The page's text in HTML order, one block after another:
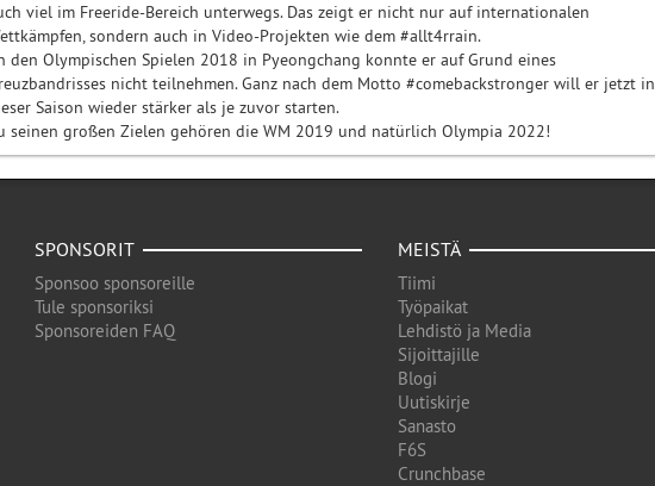
viel im Freeride-Bereich unterwegs. Das zeigt er nicht nur auf internationalen
sondern auch in Video-Projekten wie dem #allt4rrain.
den Olympischen Spielen 2018 in Pyeongchang konnte er auf Grund eines
nicht teilnehmen. Ganz nach dem Motto #comebackstronger will er jetzt in
Saison wieder stärker als je zuvor starten.
seinen großen Zielen gehören die WM 2019 und natürlich Olympia 2022!
SPONSORIT
Sponsoo sponsoreille
Tule sponsoriksi
Sponsoreiden FAQ
MEISTÄ
Tiimi
Työpaikat
Lehdistö ja Media
Sijoittajille
Blogi
Uutiskirje
Sanasto
F6S
Crunchbase